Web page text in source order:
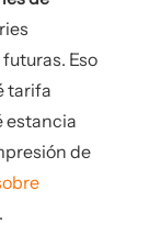
Eso
tarifa
estancia
de
.